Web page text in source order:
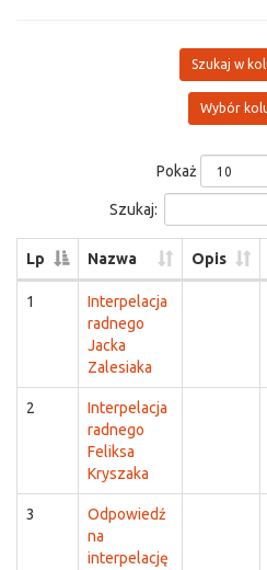
Szukaj w
Wybór
Pokaż
Szukaj:
Lp Nazwa Opis
1
Interpelacja
radnego
Jacka
Zalesiaka
2
Interpelacja
radnego
Feliksa
Kryszaka
3
Odpowiedź
na
interpelację